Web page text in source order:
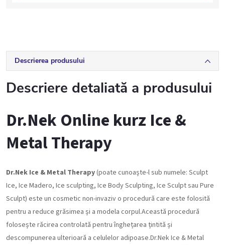
Descrierea produsului
Descriere detaliată a produsului
Dr.Nek Online kurz Ice &
Metal Therapy
Dr.Nek Ice & Metal Therapy(poate cunoaște-l sub numele: Sculpt
Ice, Ice Madero, Ice sculpting, Ice Body Sculpting, Ice Sculpt sau Pure
Sculpt) este un cosmetic non-invaziv o procedură care este folosită
pentru a reduce grăsimea și a modela corpul.Această procedură
folosește răcirea controlată pentru înghețarea țintită și
descompunerea ulterioară a celulelor adipoase.Dr.Nek Ice & Metal